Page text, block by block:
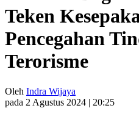
Teken
Pencegahan
Terorisme
Oleh Indra Wijaya
pada 2 Agustus 2024 | 20:25